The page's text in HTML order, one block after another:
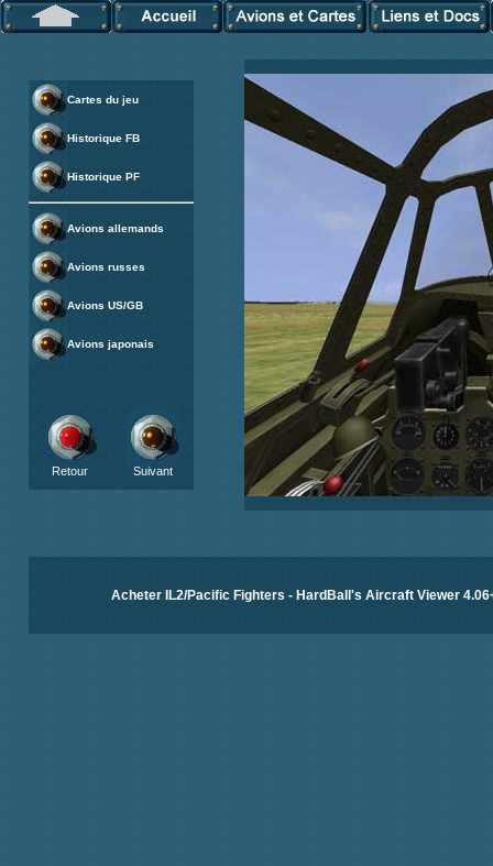
Cartes du jeu
Historique FB
Historique PF
Avions allemands
Avions russes
Avions US/GB
Avions japonais
Retour Suivant
Acheter IL2/Pacific Fighters - HardBall's Aircraft Viewer